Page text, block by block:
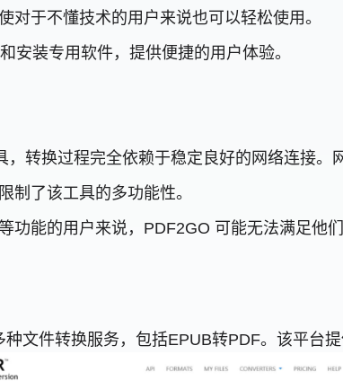
对于不懂技术的用户来说也可以轻松使用。
安装专用软件，提供便捷的用户体验。
，转换过程完全依赖于稳定良好的网络连接。
制了该工具的多功能性。
功能的用户来说，PDF2GO 可能无法满足他们
文件转换服务，包括EPUB转PDF。该平台